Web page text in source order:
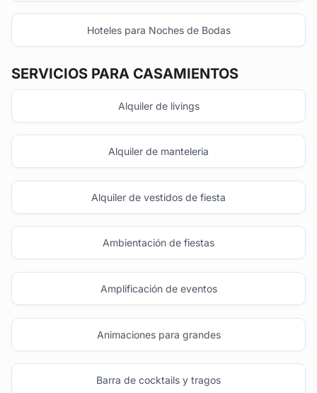
Hoteles para Noches de Bodas
SERVICIOS PARA CASAMIENTOS
Alquiler de livings
Alquiler de manteleria
Alquiler de vestidos de fiesta
Ambientación de fiestas
Amplificación de eventos
Animaciones para grandes
Barra de cocktails y tragos